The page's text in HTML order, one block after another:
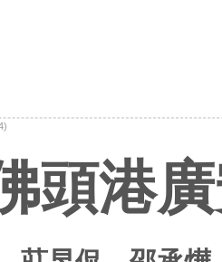
頭港